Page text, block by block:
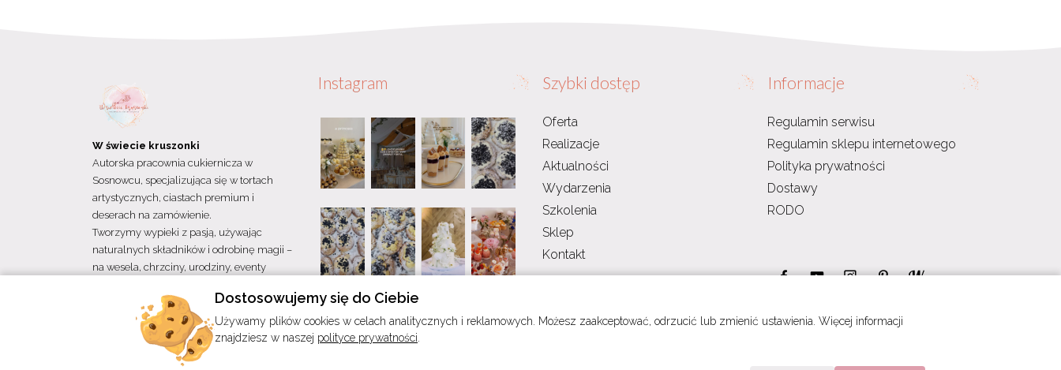
W świecie kruszonki
Autorska pracownia cukiernicza w
Sosnowcu, specjalizująca się w tortach
artystycznych, ciastach premium i
deserach na zamówienie.
Tworzymy wypieki z pasją, używając
naturalnych składników i odrobinę magii –
na wesela, chrzciny, urodziny, eventy
ul. Modrzejowska 47
41-200 Sosnowiec
Instagram Szybki dostęp
Oferta
Realizacje
Aktualności
Wydarzenia
Szkolenia
Sklep
Kontakt
Informacje
Regulamin serwisu
Regulamin sklepu internetowego
Polityka prywatności
Dostawy
RODO
Dostosowujemy się do Ciebie
Używamy plików cookies w celach analitycznych i reklamowych. Możesz zaakceptować, odrzucić lub zmienić ustawienia. Więcej informacji
znajdziesz w naszej polityce prywatności